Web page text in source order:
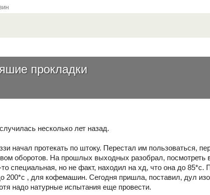
прокладки
несколько лет назад.
начал протекать по штоку. Перестал им пользоваться,
оборотов. На прошлых выходных разобрал, посмотреть
то специальная, но не факт, находил на хд, что она до
200*с , для кофемашин. Сегодня пришла, поставил, дул
надо натурные испытания еще провести.